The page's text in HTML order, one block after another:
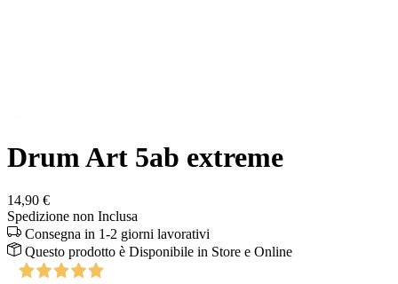
Drum Art 5ab extreme
14,90 €
Spedizione non Inclusa
Consegna in 1-2 giorni lavorativi
Questo prodotto è Disponibile in Store e Online